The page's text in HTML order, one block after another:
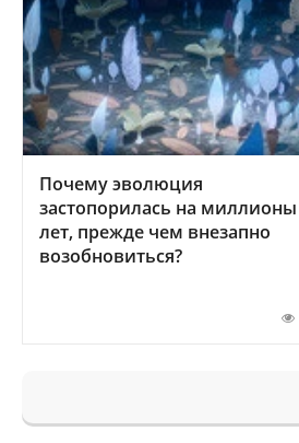
Почему эволюция
застопорилась на миллионы
лет, прежде чем внезапно
возобновиться?